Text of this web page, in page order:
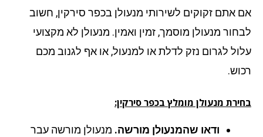
אתם זקוקים לשירותי מנעולן בכפר סירקין, חשוב
מנעולן מוסמך, זמין ואמין. מנעולן לא מקצועי
לגרום נזק לדלת או למנעול, או אף לגנוב מכם
מנעולן מומלץ בכפר סירקין:
ודאו שהמנעולן מורשה.מנעולן מורשה עבר